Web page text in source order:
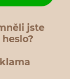
jste
heslo?